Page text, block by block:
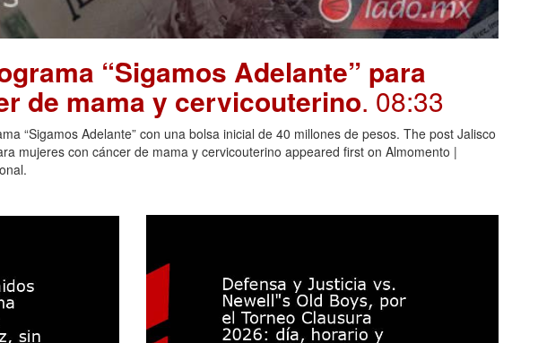
“Sigamos Adelante” para
de mama y cervicouterino. 08:33
“Sigamos Adelante” con una bolsa inicial de 40 millones de pesos. The post Jalisco
mujeres con cáncer de mama y cervicouterino appeared first on Almomento |